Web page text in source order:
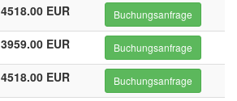
4518.00 EUR Buchungsanfrage
3959.00 EUR Buchungsanfrage
4518.00 EUR Buchungsanfrage